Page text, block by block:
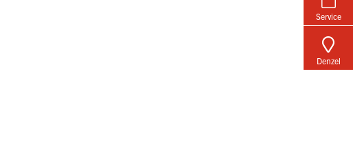
Service
Denzel